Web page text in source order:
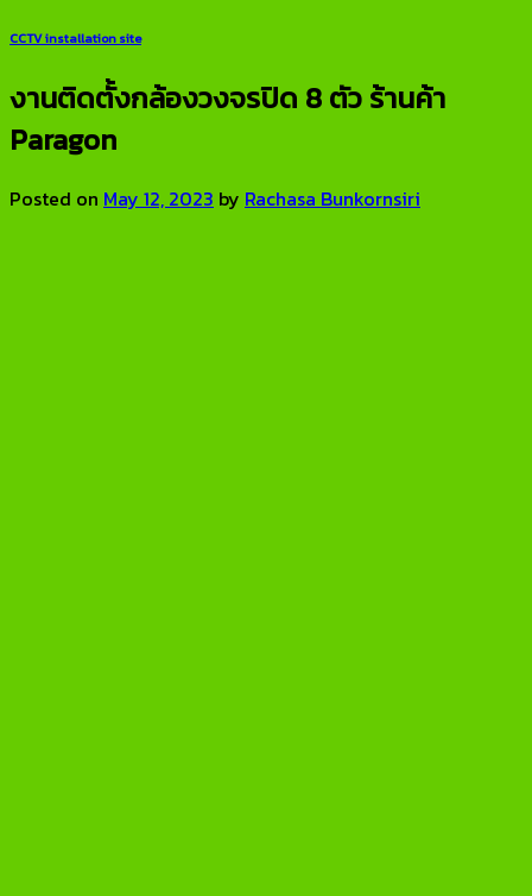
CCTV installation site
งานติดตั้งกล้องวงจรปิด 8 ตัว ร้านค้า
Paragon
Posted on May 12, 2023 by Rachasa Bunkornsiri